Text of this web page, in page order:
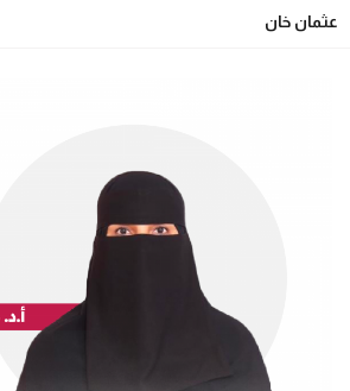
عثمان خان